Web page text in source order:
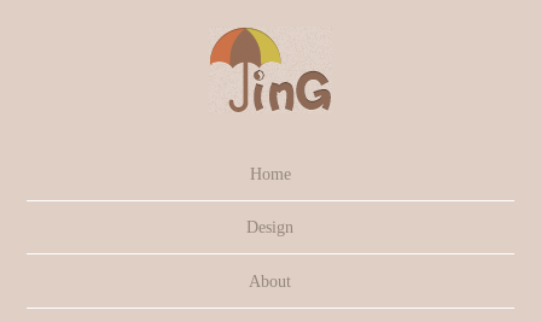
Home
Design
About